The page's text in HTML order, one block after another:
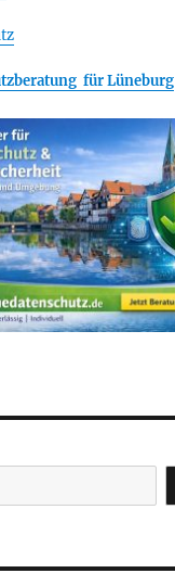
für Lüneburg